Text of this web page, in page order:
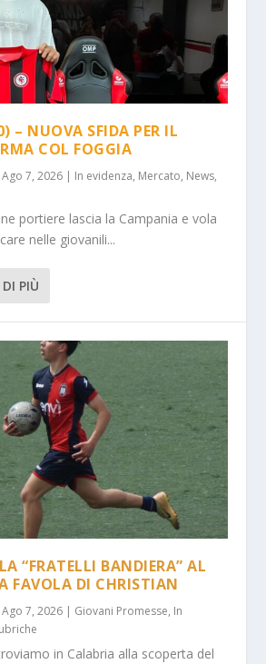
– NUOVA SFIDA PER IL
COL FOGGIA
Ago 7, 2026 | In evidenza, Mercato, News,
portiere lascia la Campania e vola
nelle giovanili...
DI PIÙ
“FRATELLI BANDIERA” AL
FAVOLA DI CHRISTIAN
Ago 7, 2026 | Giovani Promesse, In
in Calabria alla scoperta del